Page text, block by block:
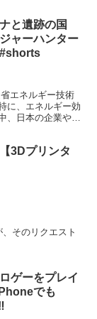
と遺跡の国
ャーハンター
#shorts
エネルギー技術
に、エネルギー効
、日本の企業や技
3Dプリンタ
そのリクエスト
ゲーをプレイ
でも